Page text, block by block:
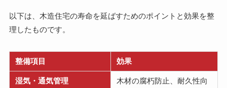
以下は、木造住宅の寿命を延ばすためのポイントと効果を整
理したものです。
整備項目 効果
湿気・通気管理
木材の腐朽防止、耐久性向